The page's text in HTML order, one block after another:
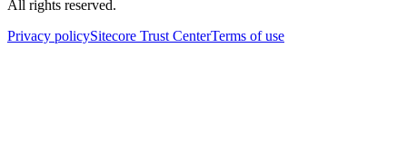
All rights reserved.
Privacy policySitecore Trust CenterTerms of use